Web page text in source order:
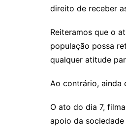
direito de receber
Reiteramos que o
população possa
qualquer atitude
Ao contrário, ainda
O ato do dia 7,
apoio da